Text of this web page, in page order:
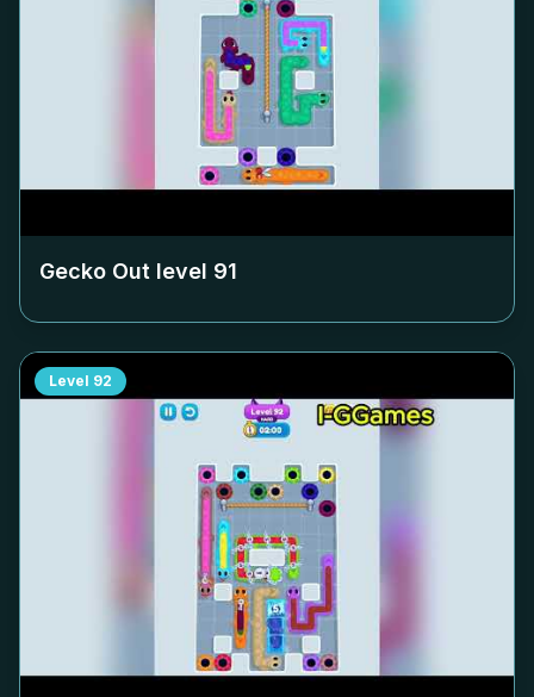
Gecko Out level 91
Level 92